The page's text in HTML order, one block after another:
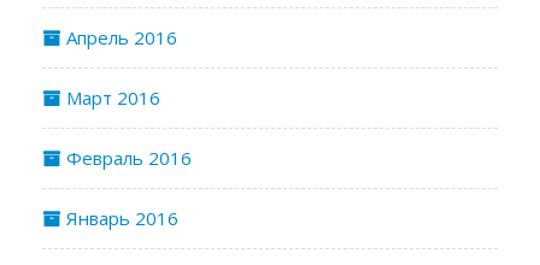
Апрель 2016
Март 2016
Февраль 2016
Январь 2016